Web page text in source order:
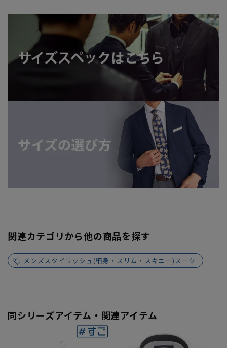
関連カテゴリから他の商品を探す
メンズスタイリッシュ(細身・スリム・スキニー)スーツ
同シリーズアイテム・関連アイテム